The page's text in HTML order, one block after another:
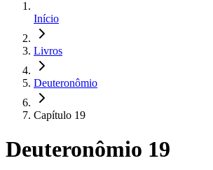
Início
Livros
Deuteronômio
Capítulo 19
Deuteronômio 19